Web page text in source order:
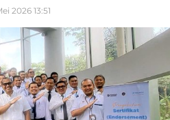
2026 13:51